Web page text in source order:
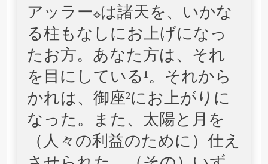
アッラー*は諸天を、いかな
る柱もなしにお上げになっ
たお方。あなた方は、それ
を目にしている¹。それから
かれは、御座²にお上がりに
なった。また、太陽と月を
（人々の利益のために）仕え